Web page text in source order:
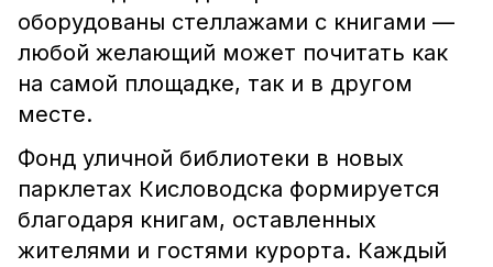
оборудованы стеллажами с книгами —
любой желающий может почитать как
на самой площадке, так и в другом
месте.
Фонд уличной библиотеки в новых
парклетах Кисловодска формируется
благодаря книгам, оставленных
жителями и гостями курорта. Каждый